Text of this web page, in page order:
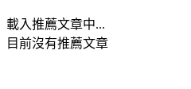
載入推薦文章中...
目前沒有推薦文章